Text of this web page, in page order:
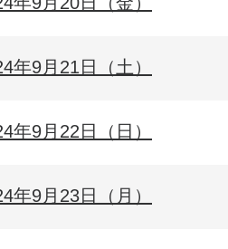
年9月21日（土）
年9月22日（日）
年9月23日（月）